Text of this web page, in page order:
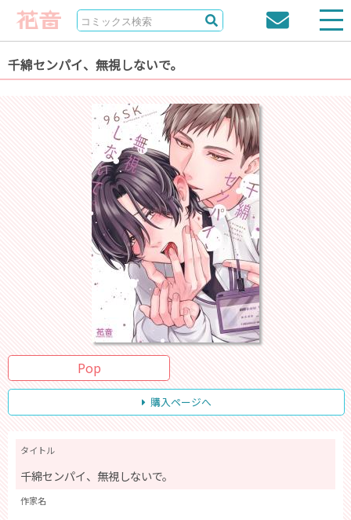
千綿センパイ、無視しないで。
Pop
購入ページへ
タイトル
千綿センパイ、無視しないで。
作家名